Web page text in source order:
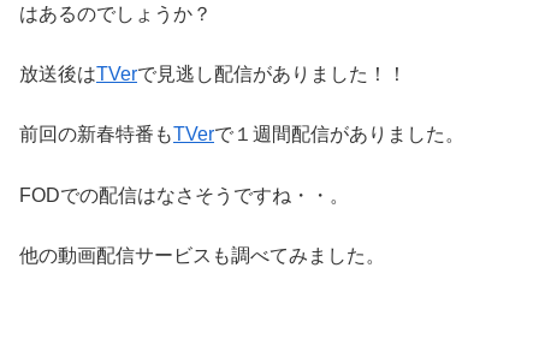
はあるのでしょうか？
放送後はTVerで見逃し配信がありました！！
前回の新春特番もTVerで１週間配信がありました。
FODでの配信はなさそうですね・・。
他の動画配信サービスも調べてみました。